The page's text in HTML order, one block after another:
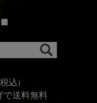
込)
で送料無料